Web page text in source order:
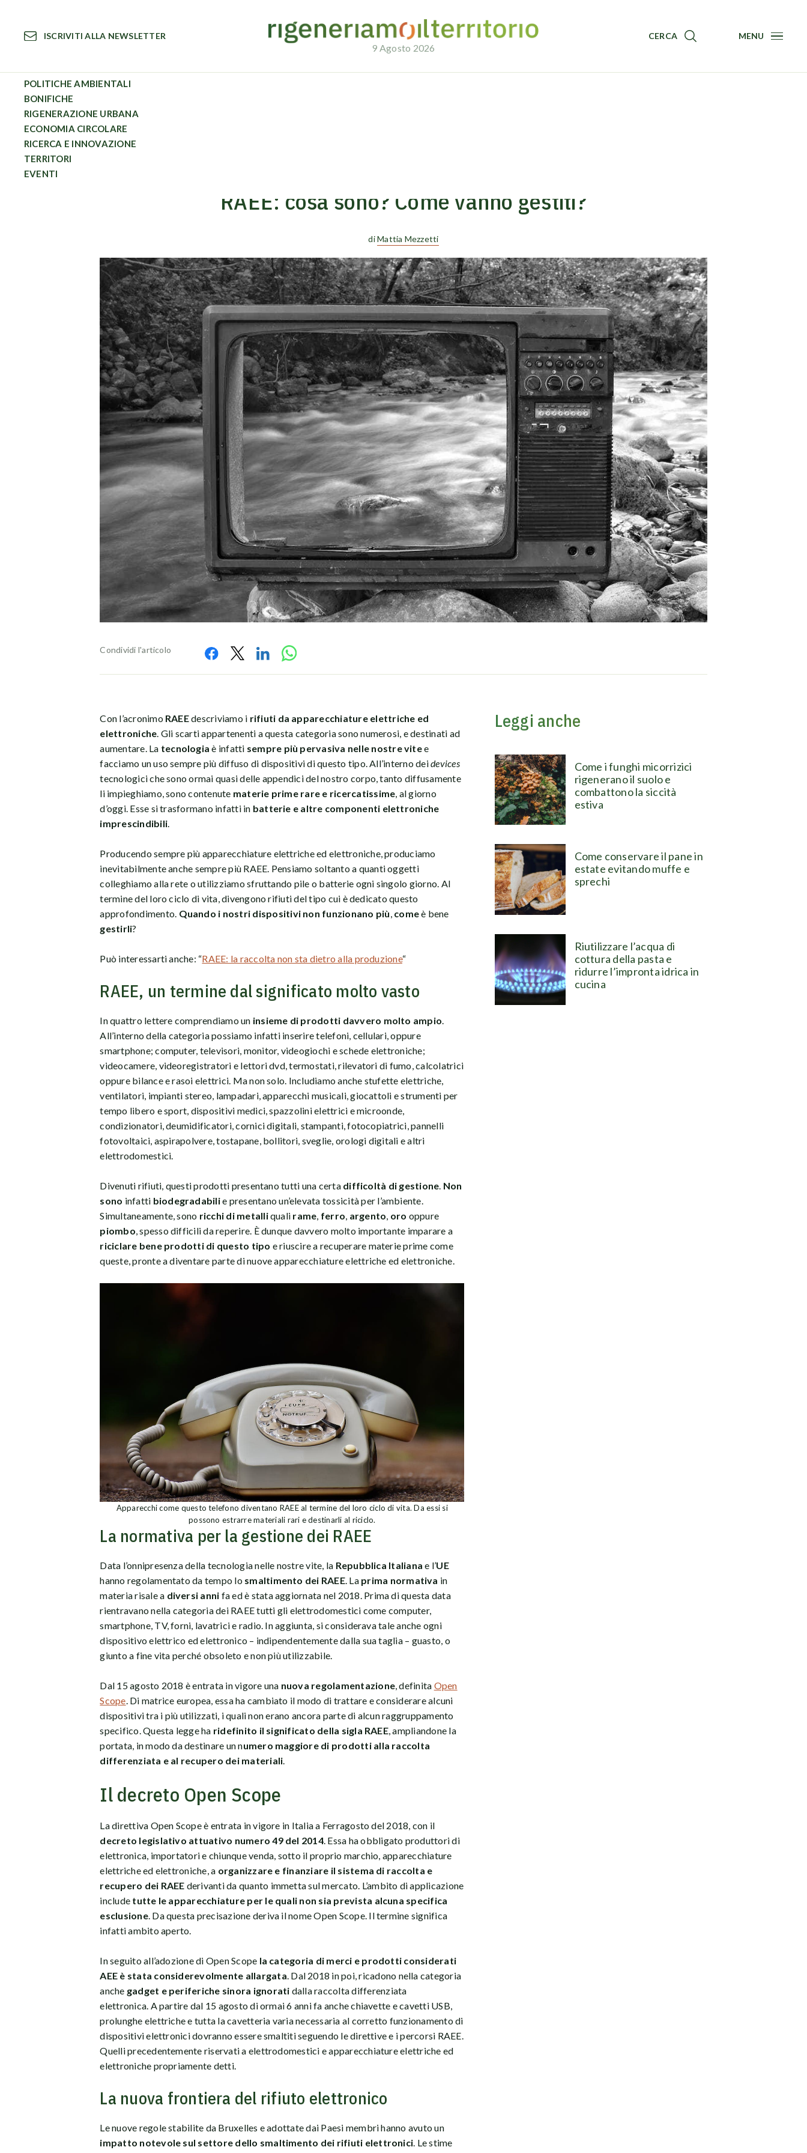
contenuto
ISCRIVITI ALLA NEWSLETTER
9 Agosto 2026
CERCA MENU
POLITICHE AMBIENTALI
BONIFICHE
RIGENERAZIONE URBANA
ECONOMIA CIRCOLARE
RICERCA E INNOVAZIONE
TERRITORI
EVENTI
Circular News RAEE: cosa sono? Come vanno gestiti?
RAEE: cosa sono? Come vanno gestiti?
diMattia Mezzetti
Condividi l'articolo
Con l’acronimo RAEEdescriviamo i rifiuti da apparecchiature elettriche ed
elettroniche . Gli scarti appartenenti a questa categoria sono numerosi, e destinati ad
aumentare. La tecnologia è infatti sempre più pervasiva nelle nostre vitee
facciamo un uso sempre più diffuso di dispositivi di questo tipo. All’interno deidevices
tecnologici che sono ormai quasi delle appendici del nostro corpo, tanto diffusamente
li impieghiamo, sono contenute materie prime rare e ricercatissime , al giorno
d’oggi. Esse si trasformano infatti in batterie e altre componenti elettroniche
imprescindibili
Producendo sempre più apparecchiature elettriche ed elettroniche, produciamo
inevitabilmente anche sempre più RAEE. Pensiamo soltanto a quanti oggetti
colleghiamo alla rete o utilizziamo sfruttando pile o batterie ogni singolo giorno. Al
termine del loro ciclo di vita, divengono rifiuti del tipo cui è dedicato questo
approfondimento. Quando i nostri dispositivi non funzionano più comeè bene
gestirli?
Può interessarti anche: “RAEE: la raccolta non sta dietro alla produzione“
RAEE, un termine dal significato molto vasto
In quattro lettere comprendiamo un insieme di prodotti davvero molto ampio
All’interno della categoria possiamo infatti inserire telefoni, cellulari, oppure
smartphone; computer, televisori, monitor, videogiochi e schede elettroniche;
videocamere, videoregistratori e lettori dvd, termostati, rilevatori di fumo, calcolatrici
oppure bilance e rasoi elettrici. Ma non solo. Includiamo anche stufette elettriche,
ventilatori, impianti stereo, lampadari, apparecchi musicali, giocattoli e strumenti per
tempo libero e sport, dispositivi medici, spazzolini elettrici e microonde,
condizionatori, deumidificatori, cornici digitali, stampanti, fotocopiatrici, pannelli
fotovoltaici, aspirapolvere, tostapane, bollitori, sveglie, orologi digitali e altri
elettrodomestici.
Divenuti rifiuti, questi prodotti presentano tutti una certa difficoltà di gestione Non
sono infatti biodegradabilie presentano un’elevata tossicità per l’ambiente.
Simultaneamente, sono ricchi di metalliquali rame ferro argento oro oppure
piombo , spesso difficili da reperire. È dunque davvero molto importante imparare a
riciclare bene prodotti di questo tipo e riuscire a recuperare materie prime come
queste, pronte a diventare parte di nuove apparecchiature elettriche ed elettroniche.
Apparecchi come questo telefono diventano RAEE al termine del loro ciclo di vita. Da essi si
possono estrarre materiali rari e destinarli al riciclo.
La normativa per la gestione dei RAEE
Data l’onnipresenza della tecnologia nelle nostre vite, la Repubblica Italiana e l’UE
hanno regolamentato da tempo lo smaltimento dei RAEE. La prima normativa in
materia risale a diversi anni fa ed è stata aggiornata nel 2018. Prima di questa data
rientravano nella categoria dei RAEE tutti gli elettrodomestici come computer,
smartphone, TV, forni, lavatrici e radio. In aggiunta, si considerava tale anche ogni
dispositivo elettrico ed elettronico – indipendentemente dalla sua taglia – guasto, o
giunto a fine vita perché obsoleto e non più utilizzabile.
Dal 15 agosto 2018 è entrata in vigore una nuova regolamentazione , definita Open
Scope . Di matrice europea, essa ha cambiato il modo di trattare e considerare alcuni
dispositivi tra i più utilizzati, i quali non erano ancora parte di alcun raggruppamento
specifico. Questa legge ha ridefinito il significato della sigla RAEE, ampliandone la
portata, in modo da destinare un numero maggiore di prodotti alla raccolta
differenziata e al recupero dei materiali
Il decreto Open Scope
La direttiva Open Scope è entrata in vigore in Italia a Ferragosto del 2018, con il
decreto legislativo attuativo numero 49 del 2014. Essa ha obbligato produttori di
elettronica, importatori e chiunque venda, sotto il proprio marchio, apparecchiature
elettriche ed elettroniche, a organizzare e finanziare il sistema di raccolta e
recupero dei RAEE derivanti da quanto immetta sul mercato. L’ambito di applicazione
include tutte le apparecchiature per le quali non sia prevista alcuna specifica
esclusione. Da questa precisazione deriva il nome Open Scope. Il termine significa
infatti ambito aperto.
In seguito all’adozione di Open Scope la categoria di merci e prodotti considerati
AEE è stata considerevolmente allargata . Dal 2018 in poi, ricadono nella categoria
anche gadget e periferiche sinora ignorati dalla raccolta differenziata
elettronica. A partire dal 15 agosto di ormai 6 anni fa anche chiavette e cavetti USB,
prolunghe elettriche e tutta la cavetteria varia necessaria al corretto funzionamento di
dispositivi elettronici dovranno essere smaltiti seguendo le direttive e i percorsi RAEE.
Quelli precedentemente riservati a elettrodomestici e apparecchiature elettriche ed
elettroniche propriamente detti.
La nuova frontiera del rifiuto elettronico
Le nuove regole stabilite da Bruxelles e adottate dai Paesi membri hanno avuto un
impatto notevole sul settore dello smaltimento dei rifiuti elettronici . Le stime
Leggi anche
Come i funghi micorrizici
rigenerano il suolo e
combattono la siccità
estiva
Come conservare il pane in
estate evitando muffe e
sprechi
Riutilizzare l’acqua di
cottura della pasta e
ridurre l’impronta idrica in
cucina